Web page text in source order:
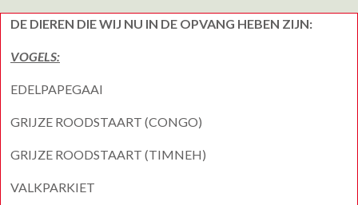
DE DIEREN DIE WIJ NU IN DE OPVANG HEBEN ZIJN:
VOGELS:
EDELPAPEGAAI
GRIJZE ROODSTAART (CONGO)
GRIJZE ROODSTAART (TIMNEH)
VALKPARKIET